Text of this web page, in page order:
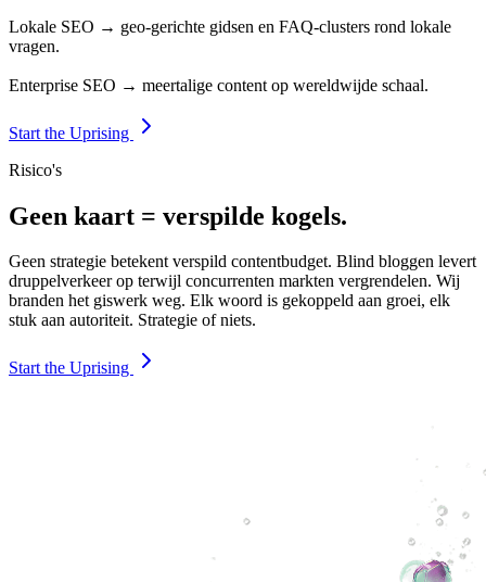
Lokale SEO → geo-gerichte gidsen en FAQ-clusters rond lokale
vragen.
Enterprise SEO → meertalige content op wereldwijde schaal.
Start the Uprising
Risico's
Geen kaart = verspilde kogels.
Geen strategie betekent verspild contentbudget. Blind bloggen levert
druppelverkeer op terwijl concurrenten markten vergrendelen. Wij
branden het giswerk weg. Elk woord is gekoppeld aan groei, elk
stuk aan autoriteit. Strategie of niets.
Start the Uprising